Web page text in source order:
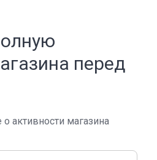
перед
активности магазина